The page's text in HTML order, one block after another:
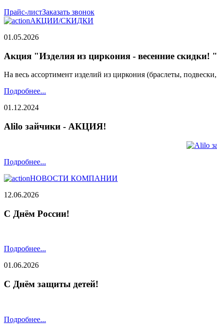
Прайс-листЗаказать звонок
АКЦИИ/СКИДКИ
01.05.2026
Акция "Изделия из циркония - весенние скидки! "
На весь ассортимент изделий из циркония (браслеты,
Подробнее...
01.12.2024
Alilo зайчики - АКЦИЯ!
Подробнее...
НОВОСТИ КОМПАНИИ
12.06.2026
С Днём России!
Подробнее...
01.06.2026
С Днём защиты детей!
Подробнее...